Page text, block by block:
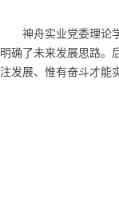
神舟实业党委理论
明确了未来发展思路。
注发展、惟有奋斗才能